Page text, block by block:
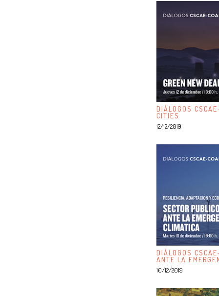
DIÁLOGOS
CITIES
12/12/2019
DIÁLOGOS
ANTE LA
10/12/2019